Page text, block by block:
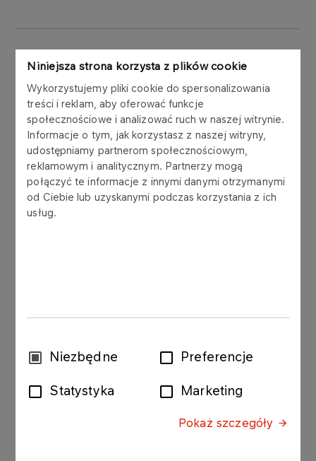
Niniejsza strona korzysta z plików cookie
Wykorzystujemy pliki cookie do spersonalizowania
treści i reklam, aby oferować funkcje
społecznościowe i analizować ruch w naszej witrynie.
Informacje o tym, jak korzystasz z naszej witryny,
udostępniamy partnerom społecznościowym,
reklamowym i analitycznym. Partnerzy mogą
połączyć te informacje z innymi danymi otrzymanymi
od Ciebie lub uzyskanymi podczas korzystania z ich
usług.
WybórNiezbędne Preferencje
Statystyka Marketing
Pokaż szczegóły
W uzupełnieniu raportu bieżącego nr 4/2017 z
dnia 17 lutego 2017 r. oraz nr 5/2017 z dnia 27
lutego 2017 r., Grupa LOTOS S.A. (‘Spółka’)
podaje do publicznej wiadomości zmienione
projekty uchwał Nadzwyczajnego Walnego
Zgromadzenia Spółki, które odbędzie się 17 marca
2017 r. o godzinie 11.00, w siedzibie Spółki w
Gdańsku, ul. Elbląska 135.
Projekty uchwał zostały zmienione na żądanie
nr 8 („Zmiana uchwały nr 2 Nadzwyczajnego
r.” )
Zmienione projekty uchwał przekazane przez ww.
akcjonariusza stanowią załączniki do niniejszego